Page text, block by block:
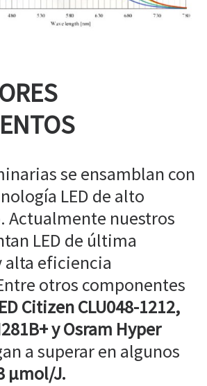
se ensamblan con
LED de alto
Actualmente nuestros
LED de última
alta eficiencia
otros componentes
Citizen CLU048-1212,
y Osram Hyper
a superar en algunos
µmol/J.